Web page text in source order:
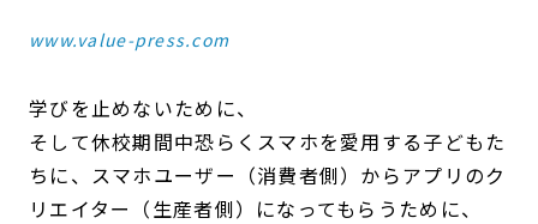
www.value-press.com
学びを止めないために、
そして休校期間中恐らくスマホを愛用する子どもた
ちに、スマホユーザー（消費者側）からアプリのク
リエイター（生産者側）になってもらうために、